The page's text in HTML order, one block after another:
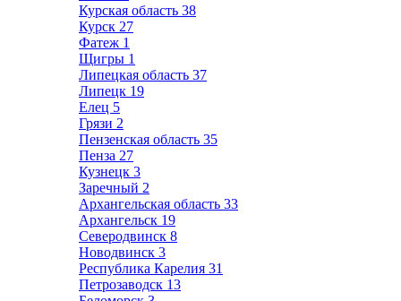
Курская область 38
Курск 27
Фатеж 1
Щигры 1
Липецкая область 37
Липецк 19
Елец 5
Грязи 2
Пензенская область 35
Пенза 27
Кузнецк 3
Заречный 2
Архангельская область 33
Архангельск 19
Северодвинск 8
Новодвинск 3
Республика Карелия 31
Петрозаводск 13